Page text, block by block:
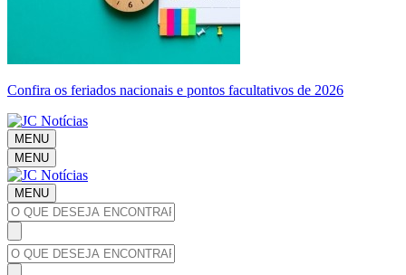
Confira os feriados nacionais e pontos facultativos de 2026
MENU
MENU
MENU